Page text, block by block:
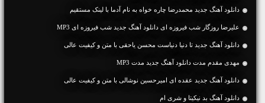
دانلود آهنگ جديد محمدرضا چاره خواه به نام آدما با لینک مستقیم
علیرضا روزگار شب فیروزه ای دانلود آهنگ جدید شب فیروزه ای MP3
دانلود آهنگ جديد تا دنیا دنیاست محسن یاحقی با متن و کیفیت عالی
مهدی مقدم مدت دانلود آهنگ جدید مدت MP3
دانلود آهنگ جديد عقده ای امیرحسین نوشالی با متن و کیفیت عالی
دانلود آهنگ بد نیکیتا و شری ام